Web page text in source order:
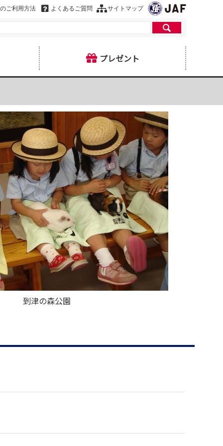
ご利用方法 よくあるご質問 サイトマップ
プレゼント
到津の森公園